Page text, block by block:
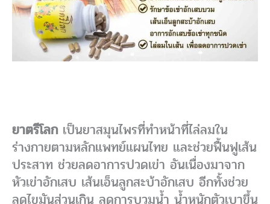
ยาตรีโลก เป็นยาสมุนไพรที่ทำหน้าที่ไล่ลมใน
ร่างกายตามหลักแพทย์แผนไทย และช่วยฟื้นฟูเส้น
ประสาท ช่วยลดอาการปวดเข่า อันเนื่องมาจาก
หัวเข่าอักเสบ เส้นเอ็นลูกสะบ้าอักเสบ อีกทั้งช่วย